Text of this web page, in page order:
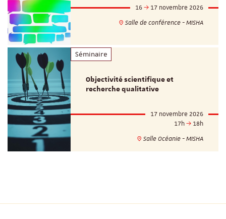
16
17 novembre 2026
Salle de conférence - MISHA
Séminaire
Objectivité scientifique et
recherche qualitative
17 novembre 2026
17h
18h
Salle Océanie - MISHA